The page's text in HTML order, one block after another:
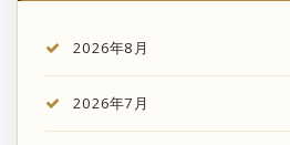
2026年8月
2026年7月